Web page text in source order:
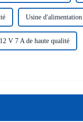
Usine d'alimentation
V 7 A de haute qualité